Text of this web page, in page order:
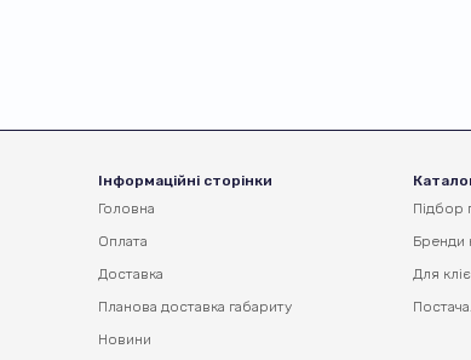
Інформаційні сторінки
Головна
Оплата
Доставка
Планова доставка габариту
Новини
Підбор
Бренди
Для